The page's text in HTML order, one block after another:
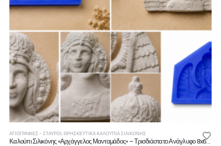
ΑΓΙΟΓΡΑΦΙΕΣ - ΣΤΑΥΡΟΙ,ΘΡΗΣΚΕΥΤΙΚΆ ΚΑΛΟΎΠΙΑ ΣΙΛΙΚΌΝΗΣ
Καλούπι Σιλικόνης «Αρχάγγελος Μανταμάδος» – Τρισδιάστατο Ανάγλυφο 8x6cm